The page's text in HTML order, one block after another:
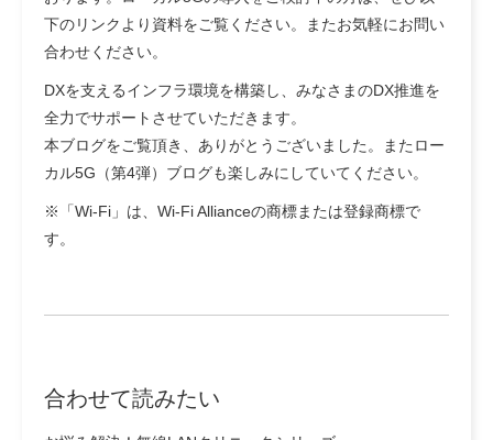
下のリンクより資料をご覧ください。またお気軽にお問い
合わせください。
DXを支えるインフラ環境を構築し、みなさまのDX推進を
全力でサポートさせていただきます。
本ブログをご覧頂き、ありがとうございました。またロー
カル5G（第4弾）ブログも楽しみにしていてください。
※「Wi-Fi」は、Wi-Fi Allianceの商標または登録商標で
す。
合わせて読みたい